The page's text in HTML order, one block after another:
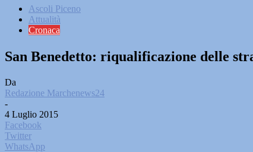
Ascoli Piceno
Attualità
Cronaca
San Benedetto: riqualificazione delle
Da
Redazione Marchenews24
-
4 Luglio 2015
Facebook
Twitter
WhatsApp